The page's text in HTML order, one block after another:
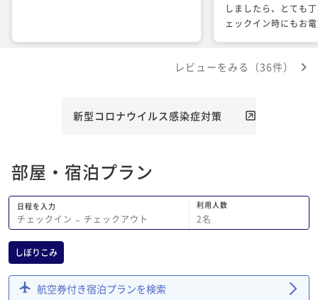
しましたら、とても
ェックイン時にもお
ーター降りたら結構
それ以外は立地的に
レビューをみる（36件）
新型コロナウイルス感染症対策
部屋・宿泊プラン
日程を入力
チェックイン − チェックアウト
利用人数
2名
しぼりこみ
航空券付き宿泊プランを検索